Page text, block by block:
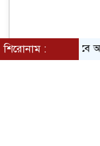
শিরোনাম :সফলভাবে